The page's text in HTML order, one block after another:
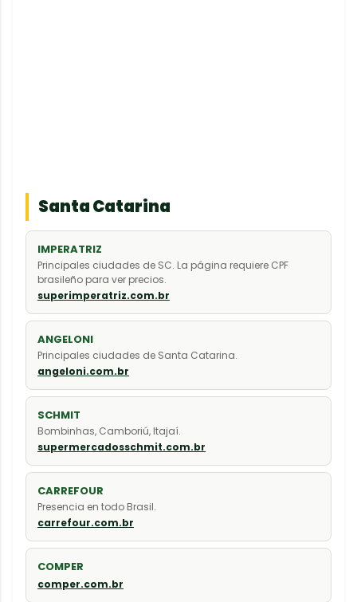
Santa Catarina
IMPERATRIZ
Principales ciudades de SC. La página requiere CPF
brasileño para ver precios.
superimperatriz.com.br
ANGELONI
Principales ciudades de Santa Catarina.
angeloni.com.br
SCHMIT
Bombinhas, Camboriú, Itajaí.
supermercadosschmit.com.br
CARREFOUR
Presencia en todo Brasil.
carrefour.com.br
COMPER
comper.com.br